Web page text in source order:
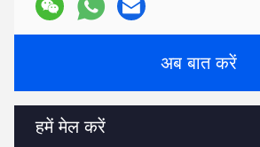
अब बात करें
हमें मेल करें